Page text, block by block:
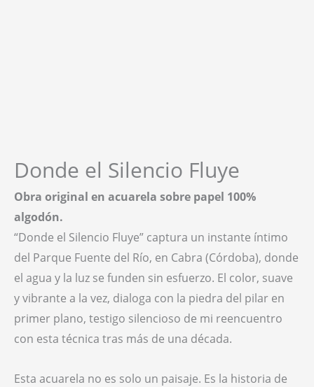
Donde el Silencio Fluye
Obra original en acuarela sobre papel 100%
algodón.
“Donde el Silencio Fluye” captura un instante íntimo
del Parque Fuente del Río, en Cabra (Córdoba), donde
el agua y la luz se funden sin esfuerzo. El color, suave
y vibrante a la vez, dialoga con la piedra del pilar en
primer plano, testigo silencioso de mi reencuentro
con esta técnica tras más de una década.
Esta acuarela no es solo un paisaje. Es la historia de